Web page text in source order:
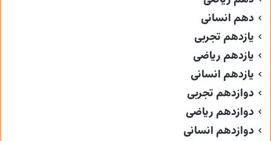
دهم انسانی
یازدهم تجربی
یازدهم ریاضی
یازدهم انسانی
دوازدهم تجربی
دوازدهم ریاضی
دوازدهم انسانی